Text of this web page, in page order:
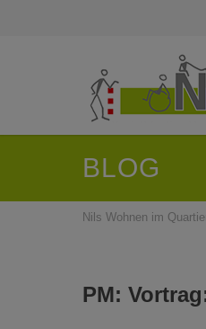
BLOG
Nils Wohnen im
PM: